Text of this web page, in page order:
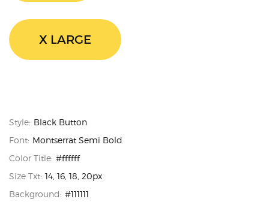
X LARGE
Style: Black Button
Font: Montserrat Semi Bold
Color Title: #ffffff
Size Txt: 14, 16, 18, 20px
Background: #111111